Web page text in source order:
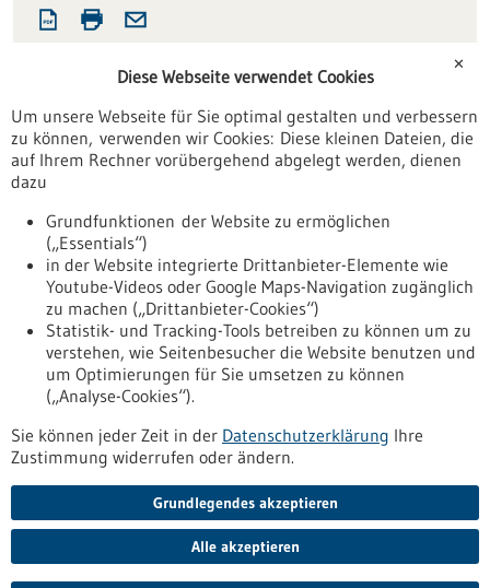
11.05.2026
Quelle:Deutsche Herzstiftung e.V.
Kontakt
Weitere Informationen
Nach oben
Informiert bleiben
Newsletter abonnieren
✕
Diese Webseite verwendet Cookies
Um unsere Webseite für Sie optimal gestalten und verbessern
zu können, verwenden wir Cookies: Diese kleinen Dateien, die
auf Ihrem Rechner vorübergehend abgelegt werden, dienen
dazu
Grundfunktionen der Website zu ermöglichen
(„Essentials“)
in der Website integrierte Drittanbieter-Elemente wie
Youtube-Videos oder Google Maps-Navigation zugänglich
zu machen („Drittanbieter-Cookies“)
Statistik- und Tracking-Tools betreiben zu können um zu
verstehen, wie Seitenbesucher die Website benutzen und
um Optimierungen für Sie umsetzen zu können
(„Analyse-Cookies“).
Sie können jeder Zeit in der Datenschutzerklärung Ihre
Zustimmung widerrufen oder ändern.
Grundlegendes akzeptieren
Alle akzeptieren